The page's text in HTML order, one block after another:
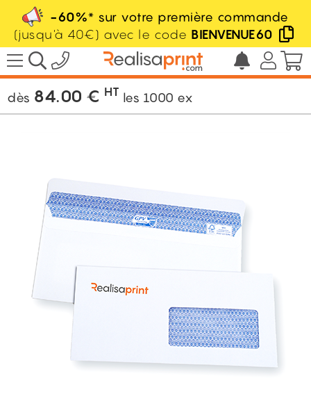
-60%* sur votre première commande
(jusqu'à 40€) avec le code BIENVENUE60
/ Imprimerie / Administratif / Enveloppe
sécurisée
dès 84.00 € HT les 1000 ex